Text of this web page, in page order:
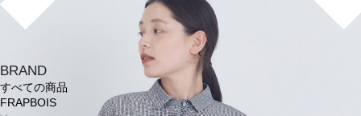
BRAND
すべての商品
FRAPBOIS